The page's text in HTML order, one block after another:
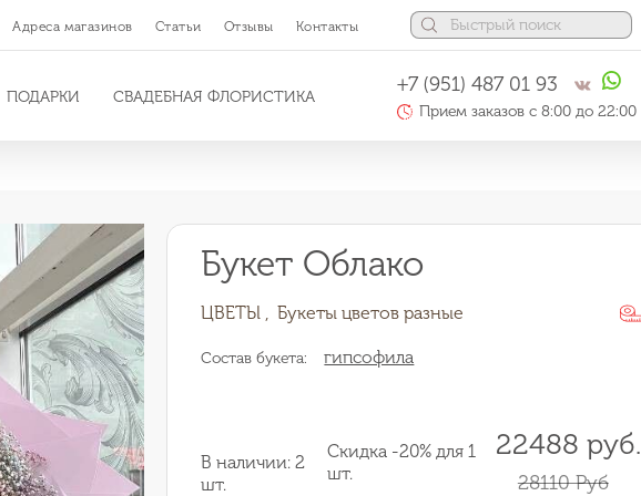
Адреса магазинов Статьи Отзывы Контакты
ПОДАРКИ СВАДЕБНАЯ ФЛОРИСТИКА
+7 (951) 487 01 93
Прием заказов с 8:00 до 22:00
Букет Облако
ЦВЕТЫ , Букеты цветов разные
Состав букета: гипсофила
В наличии: 2
шт.
Скидка -20% для 1
шт.
22488 руб.
28110 Руб